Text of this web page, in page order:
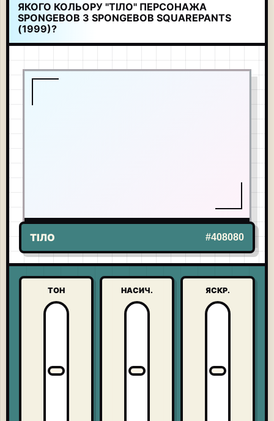
ЯКОГО КОЛЬОРУ "ТІЛО" ПЕРСОНАЖА
SPONGEBOB З SPONGEBOB SQUAREPANTS
(1999)?
ТІЛО #408080
ТОН НАСИЧ. ЯСКР.